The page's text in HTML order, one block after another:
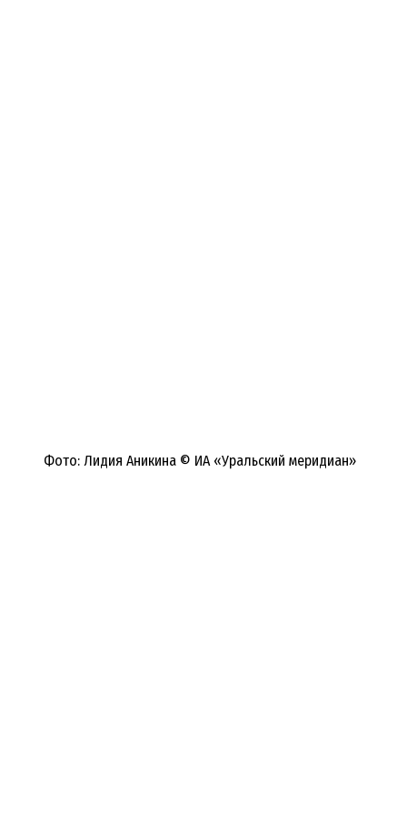
Фото: Лидия Аникина © ИА «Уральский меридиан»